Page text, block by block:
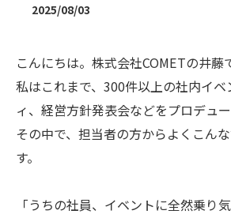
2025/08/03
こんにちは。株式会社COMETの井藤
私はこれまで、300件以上の社内イ
ィ、経営方針発表会などをプロデュ
その中で、担当者の方からよくこん
す。
「うちの社員、イベントに全然乗り